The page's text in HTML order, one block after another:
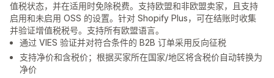
值税状态，并在适用时免除税费。支持欧盟和非欧盟卖家，且支持
启用和未启用 OSS 的设置。针对 Shopify Plus，可在结账时收集
并验证增值税税号。支持所有欧盟语言。
通过 VIES 验证并对符合条件的 B2B 订单采用反向征税
支持净价和含税价；根据买家所在国家/地区将含税价自动转换为
净价